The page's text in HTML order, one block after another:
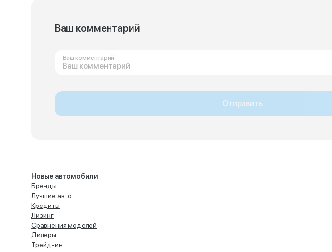
Ваш комментарий
Ваш комментарий
Отправить
Новые автомобили
Бренды
Лучшие авто
Кредиты
Лизинг
Сравнения моделей
Дилеры
Трейд-ин